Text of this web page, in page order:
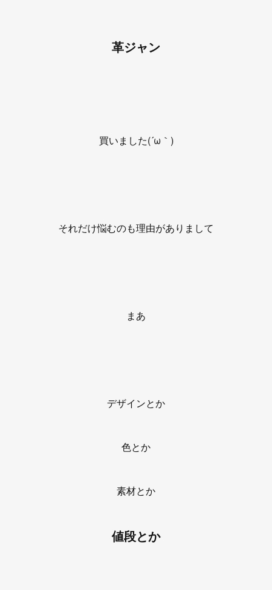
革ジャン
買いました(´ω｀)
それだけ悩むのも理由がありまして
まあ
デザインとか
色とか
素材とか
値段とか